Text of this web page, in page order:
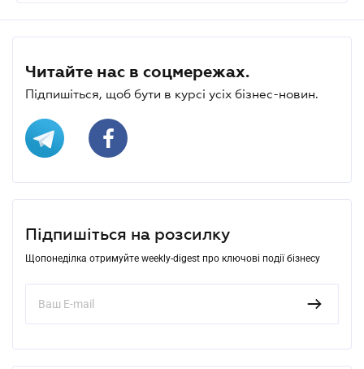
Читайте нас в соцмережах.
Підпишіться, щоб бути в курсі усіх бізнес-новин.
Підпишіться на розсилку
Щопонеділка отримуйте weekly-digest про ключові події бізнесу